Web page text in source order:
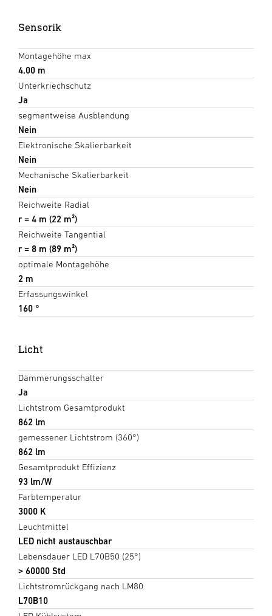
Sensorik
Montagehöhe max
4,00 m
Unterkriechschutz
Ja
segmentweise Ausblendung
Nein
Elektronische Skalierbarkeit
Nein
Mechanische Skalierbarkeit
Nein
Reichweite Radial
r = 4 m (22 m²)
Reichweite Tangential
r = 8 m (89 m²)
optimale Montagehöhe
2 m
Erfassungswinkel
160 °
Licht
Dämmerungsschalter
Ja
Lichtstrom Gesamtprodukt
862 lm
gemessener Lichtstrom (360°)
862 lm
Gesamtprodukt Effizienz
93 lm/W
Farbtemperatur
3000 K
Leuchtmittel
LED nicht austauschbar
Lebensdauer LED L70B50 (25°)
> 60000 Std
Lichtstromrückgang nach LM80
L70B10